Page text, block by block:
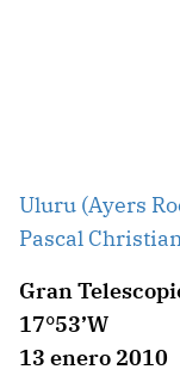
Uluru (Ayers
Pascal
Gran
17°53’W
13 enero 2010